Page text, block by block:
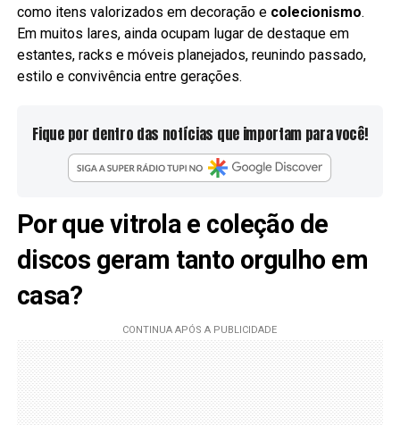
como itens valorizados em decoração e colecionismo.
Em muitos lares, ainda ocupam lugar de destaque em
estantes, racks e móveis planejados, reunindo passado,
estilo e convivência entre gerações.
Fique por dentro das notícias que importam para você!
Por que vitrola e coleção de
discos geram tanto orgulho em
casa?